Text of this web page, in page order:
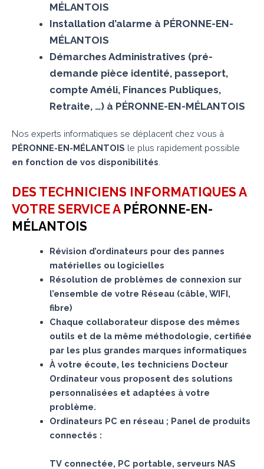
MÉLANTOIS
Installation d’alarme à PÉRONNE-EN-
MÉLANTOIS
Démarches Administratives (pré-
demande pièce identité, passeport,
compte Améli, Finances Publiques,
Retraite, …) à PÉRONNE-EN-MÉLANTOIS
Nos experts informatiques se déplacent chez vous à
PÉRONNE-EN-MÉLANTOIS le plus rapidement possible
en fonction de vos disponibilités.
DES TECHNICIENS INFORMATIQUES A
VOTRE SERVICE A PÉRONNE-EN-
MÉLANTOIS
Révision d’ordinateurs pour des pannes
matérielles ou logicielles
Résolution de problèmes de connexion sur
l’ensemble de votre Réseau (câble, WIFI,
fibre)
Chaque collaborateur dispose des mêmes
outils et de la même méthodologie, certifiée
par les plus grandes marques informatiques
À votre écoute, les techniciens Docteur
Ordinateur vous proposent des solutions
personnalisées et adaptées à votre
problème.
Ordinateurs PC en réseau ; Panel de produits
connectés :
TV connectée, PC portable, serveurs NAS